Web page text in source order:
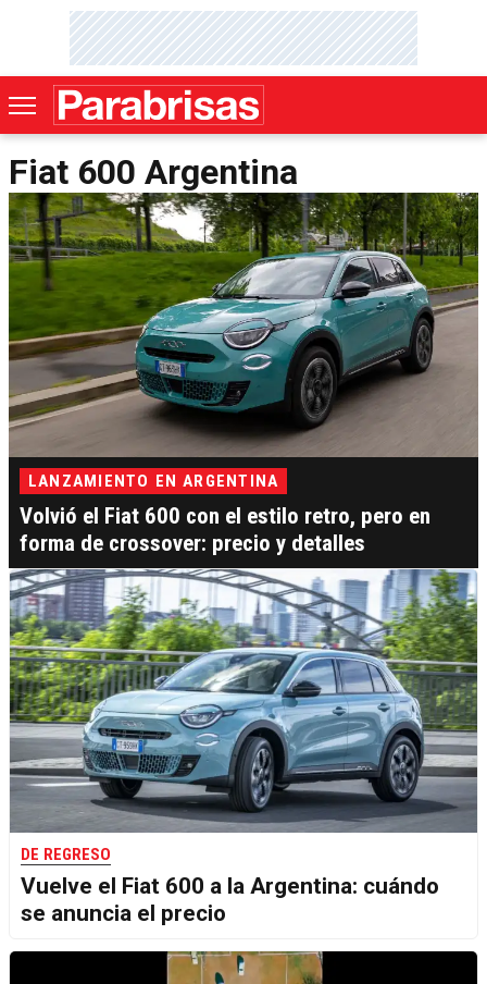
Fiat 600 Argentina
LANZAMIENTO EN ARGENTINA
Volvió el Fiat 600 con el estilo retro, pero en
forma de crossover: precio y detalles
DE REGRESO
Vuelve el Fiat 600 a la Argentina: cuándo
se anuncia el precio